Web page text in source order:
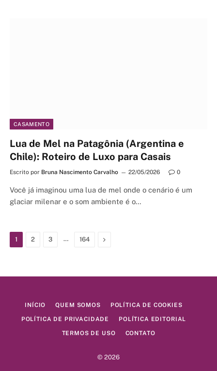
CASAMENTO
Lua de Mel na Patagônia (Argentina e
Chile): Roteiro de Luxo para Casais
Escrito por Bruna Nascimento Carvalho 22/05/2026 0
Você já imaginou uma lua de mel onde o cenário é um
glaciar milenar e o som ambiente é o…
1 2 3 … 164 Next
INÍCIO QUEM SOMOS POLÍTICA DE COOKIES
POLÍTICA DE PRIVACIDADE POLÍTICA EDITORIAL
TERMOS DE USO CONTATO
© 2026